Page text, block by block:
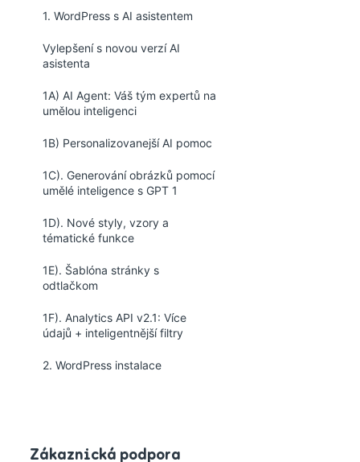
1. WordPress s AI asistentem
Vylepšení s novou verzí AI
asistenta
1A) AI Agent: Váš tým expertů na
umělou inteligenci
1B) Personalizovanejší AI pomoc
1C). Generování obrázků pomocí
umělé inteligence s GPT 1
1D). Nové styly, vzory a
tématické funkce
1E). Šablóna stránky s
odtlačkom
1F). Analytics API v2.1: Více
údajů + inteligentnější filtry
2. WordPress instalace
Zákaznická podpora